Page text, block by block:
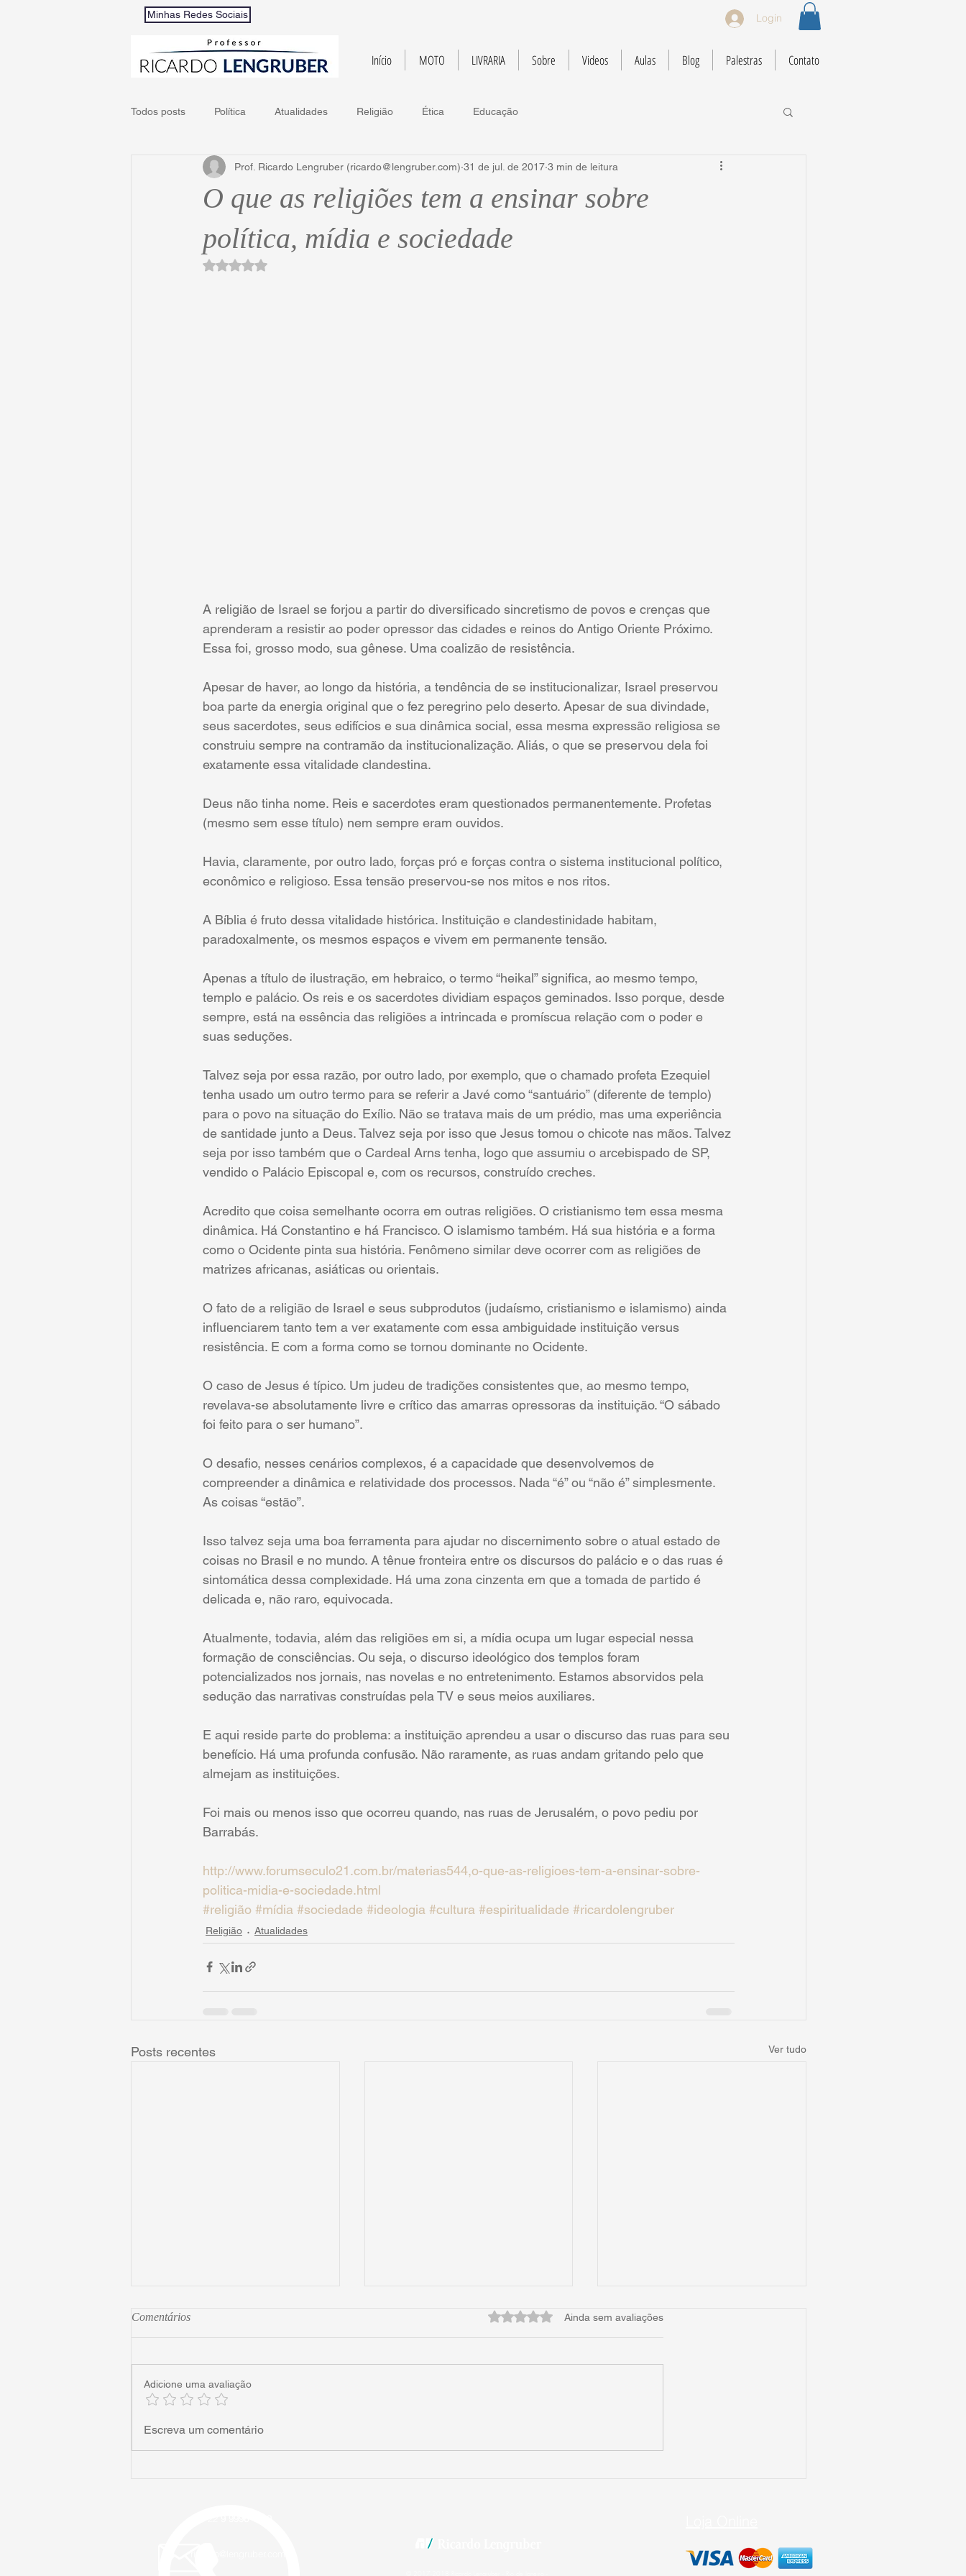
Minhas Redes Sociais Login
Início MOTO LIVRARIA Sobre Videos Aulas Blog Palestras Contato
Todos posts Política Atualidades Religião Ética Educação
O que as religiões tem a ensinar sobre
política, mídia e sociedade
Prof. Ricardo Lengruber (ricardo@lengruber.com) 31 de jul. de 2017 3 min de leitura
Avaliado com NaN de 5 estrelas.
A religião de Israel se forjou a partir do diversificado sincretismo de povos e crenças que
aprenderam a resistir ao poder opressor das cidades e reinos do Antigo Oriente Próximo.
Essa foi, grosso modo, sua gênese. Uma coalizão de resistência.
Apesar de haver, ao longo da história, a tendência de se institucionalizar, Israel preservou
boa parte da energia original que o fez peregrino pelo deserto. Apesar de sua divindade,
seus sacerdotes, seus edifícios e sua dinâmica social, essa mesma expressão religiosa se
construiu sempre na contramão da institucionalização. Aliás, o que se preservou dela foi
exatamente essa vitalidade clandestina.
Deus não tinha nome. Reis e sacerdotes eram questionados permanentemente. Profetas
(mesmo sem esse título) nem sempre eram ouvidos.
Havia, claramente, por outro lado, forças pró e forças contra o sistema institucional político,
econômico e religioso. Essa tensão preservou-se nos mitos e nos ritos.
A Bíblia é fruto dessa vitalidade histórica. Instituição e clandestinidade habitam,
paradoxalmente, os mesmos espaços e vivem em permanente tensão.
Apenas a título de ilustração, em hebraico, o termo “heikal” significa, ao mesmo tempo,
templo e palácio. Os reis e os sacerdotes dividiam espaços geminados. Isso porque, desde
sempre, está na essência das religiões a intrincada e promíscua relação com o poder e
suas seduções.
Talvez seja por essa razão, por outro lado, por exemplo, que o chamado profeta Ezequiel
tenha usado um outro termo para se referir a Javé como “santuário” (diferente de templo)
para o povo na situação do Exílio. Não se tratava mais de um prédio, mas uma experiência
de santidade junto a Deus. Talvez seja por isso que Jesus tomou o chicote nas mãos. Talvez
seja por isso também que o Cardeal Arns tenha, logo que assumiu o arcebispado de SP,
vendido o Palácio Episcopal e, com os recursos, construído creches.
Acredito que coisa semelhante ocorra em outras religiões. O cristianismo tem essa mesma
dinâmica. Há Constantino e há Francisco. O islamismo também. Há sua história e a forma
como o Ocidente pinta sua história. Fenômeno similar deve ocorrer com as religiões de
matrizes africanas, asiáticas ou orientais.
O fato de a religião de Israel e seus subprodutos (judaísmo, cristianismo e islamismo) ainda
influenciarem tanto tem a ver exatamente com essa ambiguidade instituição versus
resistência. E com a forma como se tornou dominante no Ocidente.
O caso de Jesus é típico. Um judeu de tradições consistentes que, ao mesmo tempo,
revelava-se absolutamente livre e crítico das amarras opressoras da instituição. “O sábado
foi feito para o ser humano”.
O desafio, nesses cenários complexos, é a capacidade que desenvolvemos de
compreender a dinâmica e relatividade dos processos. Nada “é” ou “não é” simplesmente.
As coisas “estão”.
Isso talvez seja uma boa ferramenta para ajudar no discernimento sobre o atual estado de
coisas no Brasil e no mundo. A tênue fronteira entre os discursos do palácio e o das ruas é
sintomática dessa complexidade. Há uma zona cinzenta em que a tomada de partido é
delicada e, não raro, equivocada.
Atualmente, todavia, além das religiões em si, a mídia ocupa um lugar especial nessa
formação de consciências. Ou seja, o discurso ideológico dos templos foram
potencializados nos jornais, nas novelas e no entretenimento. Estamos absorvidos pela
sedução das narrativas construídas pela TV e seus meios auxiliares.
E aqui reside parte do problema: a instituição aprendeu a usar o discurso das ruas para seu
benefício. Há uma profunda confusão. Não raramente, as ruas andam gritando pelo que
almejam as instituições.
Foi mais ou menos isso que ocorreu quando, nas ruas de Jerusalém, o povo pediu por
Barrabás.
http://www.forumseculo21.com.br/materias544,o-que-as-religioes-tem-a-ensinar-sobre-
politica-midia-e-sociedade.html
#religião #mídia #sociedade #ideologia #cultura #espiritualidade #ricardolengruber
Religião Atualidades
Posts recentes Ver tudo
A vergonha dos tribunais
Comentários Avaliado com 0 de 5 estrelas.
Ainda sem avaliações
Adicione uma avaliação
Escreva um comentário